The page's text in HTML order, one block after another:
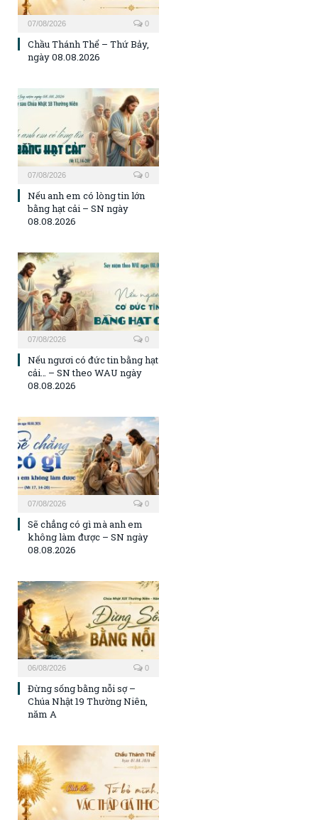
07/08/2026 0
Chầu Thánh Thể – Thứ Bảy,
ngày 08.08.2026
07/08/2026 0
Nếu anh em có lòng tin lớn
bằng hạt cải – SN ngày
08.08.2026
07/08/2026 0
Nếu ngươi có đức tin bằng hạt
cải… – SN theo WAU ngày
08.08.2026
07/08/2026 0
Sẽ chẳng có gì mà anh em
không làm được – SN ngày
08.08.2026
06/08/2026 0
Đừng sống bằng nỗi sợ –
Chúa Nhật 19 Thường Niên,
năm A